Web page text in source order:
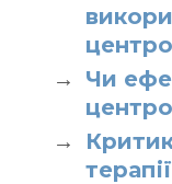
Чи
терапії